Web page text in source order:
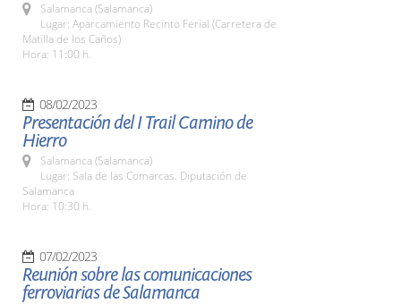
Salamanca (Salamanca)
Lugar: Aparcamiento Recinto Ferial (Carretera de
Matilla de los Caños)
Hora: 11:00 h.
08/02/2023
Presentación del I Trail Camino de
Hierro
Salamanca (Salamanca)
Lugar: Sala de las Comarcas. Diputación de
Salamanca
Hora: 10:30 h.
07/02/2023
Reunión sobre las comunicaciones
ferroviarias de Salamanca